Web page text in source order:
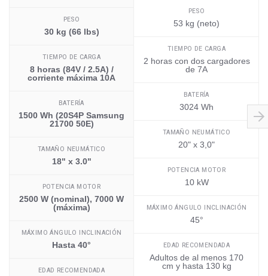
PESO
30 kg (66 lbs)
TIEMPO DE CARGA
8 horas (84V / 2.5A) /
corriente máxima 10A
BATERÍA
1500 Wh (20S4P Samsung
21700 50E)
TAMAÑO NEUMÁTICO
18" x 3.0"
POTENCIA MOTOR
2500 W (nominal), 7000 W
(máxima)
MÁXIMO ÁNGULO INCLINACIÓN
Hasta 40°
EDAD RECOMENDADA
PESO
53 kg (neto)
TIEMPO DE CARGA
2 horas con dos cargadores
de 7A
BATERÍA
3024 Wh
TAMAÑO NEUMÁTICO
20" x 3,0"
POTENCIA MOTOR
10 kW
MÁXIMO ÁNGULO INCLINACIÓN
45°
EDAD RECOMENDADA
Adultos de al menos 170
cm y hasta 130 kg